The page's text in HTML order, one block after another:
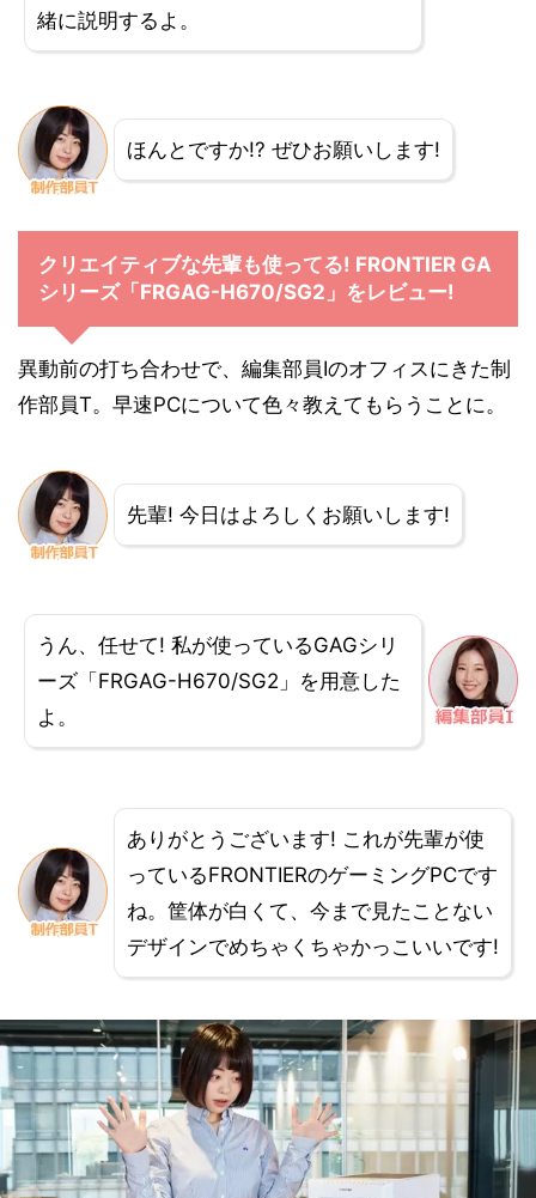
緒に説明するよ。
ほんとですか!? ぜひお願いします!
クリエイティブな先輩も使ってる! FRONTIER GA
シリーズ「FRGAG-H670/SG2」をレビュー!
異動前の打ち合わせで、編集部員Iのオフィスにきた制
作部員T。早速PCについて色々教えてもらうことに。
先輩! 今日はよろしくお願いします!
うん、任せて! 私が使っているGAGシリ
ーズ「FRGAG-H670/SG2」を用意した
よ。
ありがとうございます! これが先輩が使
っているFRONTIERのゲーミングPCです
ね。筐体が白くて、今まで見たことない
デザインでめちゃくちゃかっこいいです!